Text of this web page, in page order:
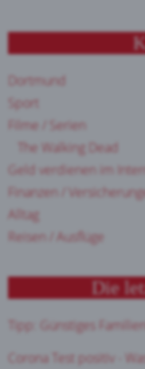
Dortmund
Sport
Filme / Serien
The Walking Dead
Geld verdienen im
Finanzen /
Alltag
Reisen / Ausflüge
Die
Tipp: Günstiges
Corona Test positiv -